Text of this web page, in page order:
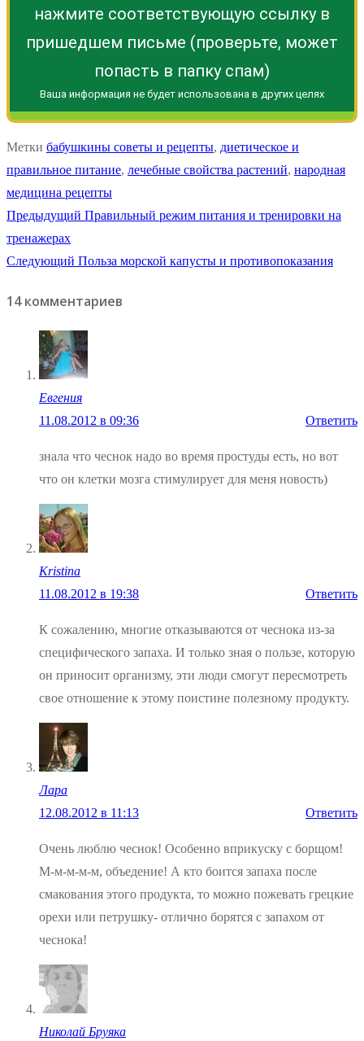
нажмите соответствующую ссылку в
пришедшем письме (проверьте, может
попасть в папку спам)
Ваша информация не будет использована в других целях
Метки бабушкины советы и рецепты, диетическое и
правильное питание, лечебные свойства растений, народная
медицина рецепты
Навигация
по
Предыдущий Предыдущая
Правильный режим питания и тренировки на
тренажерах
Следующий Следующая
Польза морской капусты и противопоказания
14 комментариев
Евгения
11.08.2012 в 09:36
Ответить
знала что чеснок надо во время простуды есть, но вот
что он клетки мозга стимулирует для меня новость)
Kristina
11.08.2012 в 19:38
Ответить
К сожалению, многие отказываются от чеснока из-за
специфического запаха. И только зная о пользе, которую
он приносит организму, эти люди смогут пересмотреть
свое отношение к этому поистине полезному продукту.
Лара
12.08.2012 в 11:13
Ответить
Очень люблю чеснок! Особенно вприкуску с борщом!
М-м-м-м-м, объедение! А кто боится запаха после
смакования этого продукта, то можно пожевать грецкие
орехи или петрушку- отлично борятся с запахом от
чеснока!
Николай Бруяка